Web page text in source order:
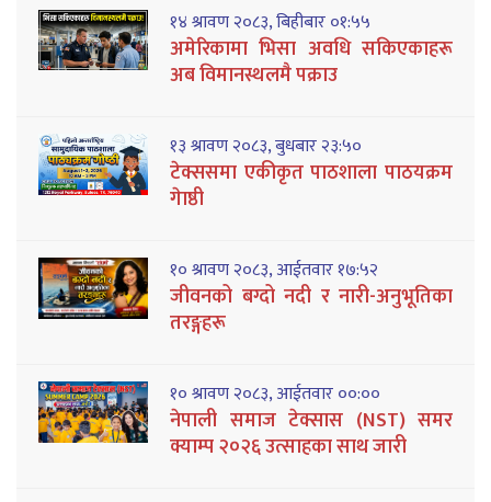
१४ श्रावण २०८३, बिहीबार ०१:५५
अमेरिकामा भिसा अवधि सकिएकाहरू
अब विमानस्थलमै पक्राउ
१३ श्रावण २०८३, बुधबार २३:५०
टेक्ससमा एकीकृत पाठशाला पाठयक्रम
गेाष्ठी
१० श्रावण २०८३, आईतवार १७:५२
जीवनको बग्दो नदी र नारी-अनुभूतिका
तरङ्गहरू
१० श्रावण २०८३, आईतवार ००:००
नेपाली समाज टेक्सास (NST) समर
क्याम्प २०२६ उत्साहका साथ जारी